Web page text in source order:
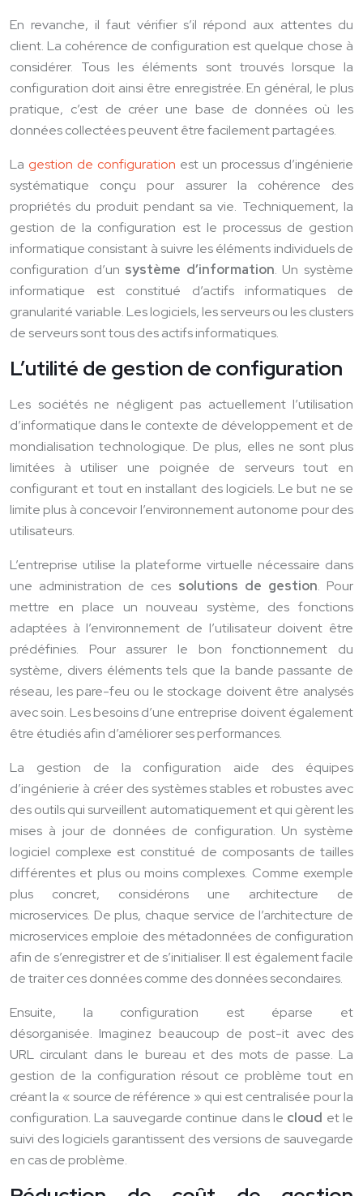
En revanche, il faut vérifier s’il répond aux attentes du
client. La cohérence de configuration est quelque chose à
considérer. Tous les éléments sont trouvés lorsque la
configuration doit ainsi être enregistrée. En général, le plus
pratique, c’est de créer une base de données où les
données collectées peuvent être facilement partagées.
La gestion de configuration est un processus d’ingénierie
systématique conçu pour assurer la cohérence des
propriétés du produit pendant sa vie. Techniquement, la
gestion de la configuration est le processus de gestion
informatique consistant à suivre les éléments individuels de
configuration d’un système d’information. Un système
informatique est constitué d’actifs informatiques de
granularité variable. Les logiciels, les serveurs ou les clusters
de serveurs sont tous des actifs informatiques.
L’utilité de gestion de configuration
Les sociétés ne négligent pas actuellement l’utilisation
d’informatique dans le contexte de développement et de
mondialisation technologique. De plus, elles ne sont plus
limitées à utiliser une poignée de serveurs tout en
configurant et tout en installant des logiciels. Le but ne se
limite plus à concevoir l’environnement autonome pour des
utilisateurs.
L’entreprise utilise la plateforme virtuelle nécessaire dans
une administration de ces solutions de gestion. Pour
mettre en place un nouveau système, des fonctions
adaptées à l’environnement de l’utilisateur doivent être
prédéfinies. Pour assurer le bon fonctionnement du
système, divers éléments tels que la bande passante de
réseau, les pare-feu ou le stockage doivent être analysés
avec soin. Les besoins d’une entreprise doivent également
être étudiés afin d’améliorer ses performances.
La gestion de la configuration aide des équipes
d’ingénierie à créer des systèmes stables et robustes avec
des outils qui surveillent automatiquement et qui gèrent les
mises à jour de données de configuration. Un système
logiciel complexe est constitué de composants de tailles
différentes et plus ou moins complexes. Comme exemple
plus concret, considérons une architecture de
microservices. De plus, chaque service de l’architecture de
microservices emploie des métadonnées de configuration
afin de s’enregistrer et de s’initialiser. Il est également facile
de traiter ces données comme des données secondaires.
Ensuite, la configuration est éparse et
désorganisée. Imaginez beaucoup de post-it avec des
URL circulant dans le bureau et des mots de passe. La
gestion de la configuration résout ce problème tout en
créant la « source de référence » qui est centralisée pour la
configuration. La sauvegarde continue dans le cloud et le
suivi des logiciels garantissent des versions de sauvegarde
en cas de problème.